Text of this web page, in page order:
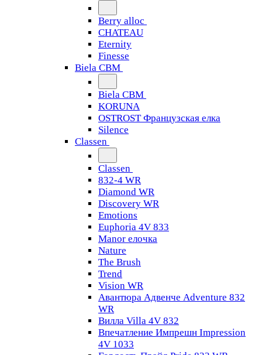
Berry alloc
CHATEAU
Eternity
Finesse
Biela CBM
Biela CBM
KORUNA
OSTROST Французская елка
Silence
Classen
Classen
832-4 WR
Diamond WR
Discovery WR
Emotions
Euphoria 4V 833
Manor елочка
Nature
The Brush
Trend
Vision WR
Авантюра Адвенче Adventure 832
WR
Вилла Villa 4V 832
Впечатление Импрешн Impression
4V 1033